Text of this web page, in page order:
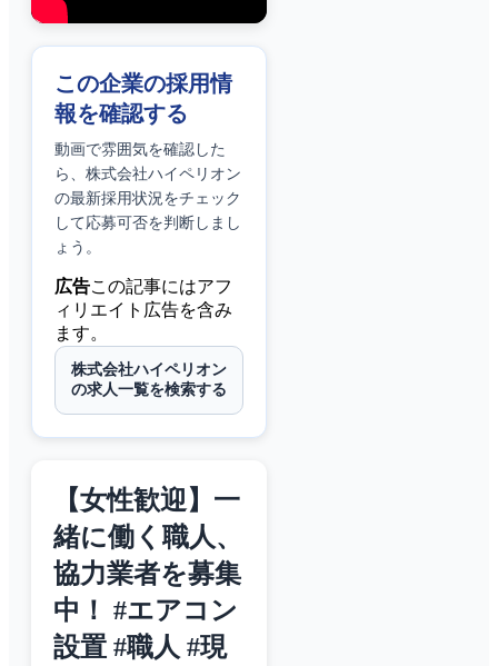
この企業の採用情
報を確認する
動画で雰囲気を確認した
ら、 株式会社ハイペリオン
の最新採用状況をチェック
して応募可否を判断しまし
ょう。
広告この記事にはアフ
ィリエイト広告を含み
ます。
株式会社ハイペリオン
の求人一覧を検索する
【女性歓迎】一
緒に働く職人、
協力業者を募集
中！ #エアコン
設置 #職人 #現